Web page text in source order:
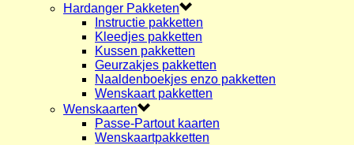
Hardanger Pakketen
Instructie pakketten
Kleedjes pakketten
Kussen pakketten
Geurzakjes pakketten
Naaldenboekjes enzo pakketten
Wenskaart pakketten
Wenskaarten
Passe-Partout kaarten
Wenskaartpakketten